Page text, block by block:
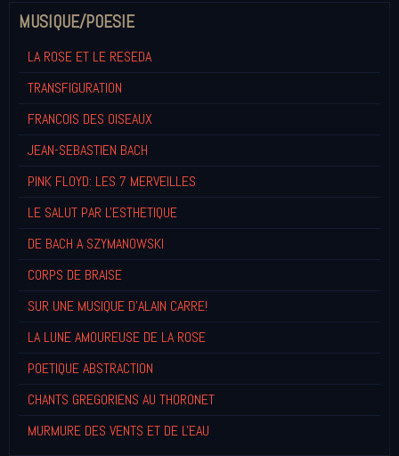
MUSIQUE/POESIE
LA ROSE ET LE RESEDA
TRANSFIGURATION
FRANCOIS DES OISEAUX
JEAN-SEBASTIEN BACH
PINK FLOYD: LES 7 MERVEILLES
LE SALUT PAR L'ESTHETIQUE
DE BACH A SZYMANOWSKI
CORPS DE BRAISE
SUR UNE MUSIQUE D'ALAIN CARRE!
LA LUNE AMOUREUSE DE LA ROSE
POETIQUE ABSTRACTION
CHANTS GREGORIENS AU THORONET
MURMURE DES VENTS ET DE L'EAU